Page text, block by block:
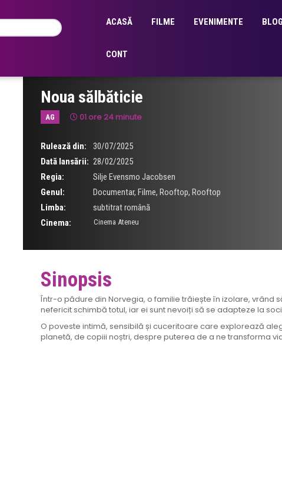
ACASĂ FILME EVENIMENTE BLOG
CONT
Noua sălbăticie
AG 01 ore 24 minute
Rulează din:
30/07/2025
Dată lansării: 28/02/2025
Regia:
Silje Evensmo Jacobsen
Genul:
Documentar, Filme, Rooftop, Rooftop
Limba:
subtitrat română
Cinema:
Cinema Ateneu
Sinopsis
Într-o pădure din Norvegia, o familie trăiește în izolare, vrând
nefericit schimbă totul, iar ei sunt nevoiți să se adapteze la
O poveste intimă, sensibilă și cuceritoare care explorează
planetă, de copiii noștri, despre puterea de a ne transforma